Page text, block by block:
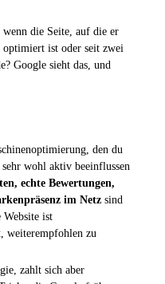
die Seite, auf die er
ist oder seit zwei
Google sieht das, und
den du
wohl aktiv beeinflussen
echte Bewertungen,
im Netz sind
Website ist
weiterempfohlen zu
zahlt sich aber